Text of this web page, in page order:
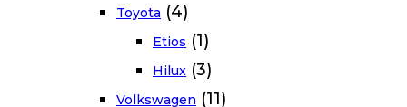
Toyota (4)
Etios (1)
Hilux (3)
Volkswagen (11)